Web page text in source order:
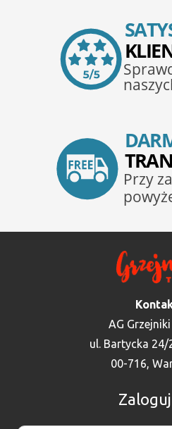
AG
ul. Bartycka 24/
00-716,